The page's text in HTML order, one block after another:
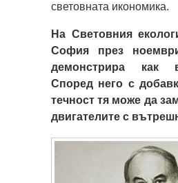
световната икономика.
На Световния
София през
демонстрира как
Според него с
течност тя може да
двигателите с